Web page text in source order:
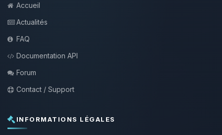
Accueil
Actualités
FAQ
Documentation API
Forum
Contact / Support
INFORMATIONS LÉGALES